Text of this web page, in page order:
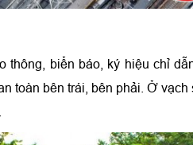
biển báo, ký hiệu chỉ
toàn bên trái, bên phải. Ở